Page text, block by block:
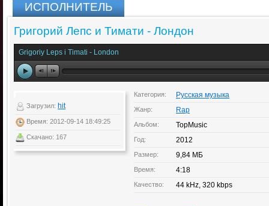
ИСПОЛНИТЕЛЬ
Григорий Лепс и Тимати - Лондон
Grigoriy Leps i Timati - London
Загрузил: hit
Время: 2012-09-14 18:49:25
Скачано: 167
Категория: Русская музыка
Жанр: Rap
Альбом: TopMusic
Год: 2012
Размер: 9,84 МБ
Время: 4:18
Качество: 44 kHz, 320 kbps